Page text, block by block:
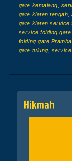
gate kemalang
gate klaten tengah ,
gate klaten.service
service folding gate
folding gate
gate tulung
Post
Hikmah